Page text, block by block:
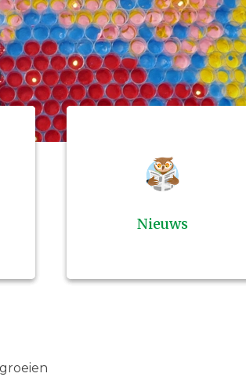
Nieuws